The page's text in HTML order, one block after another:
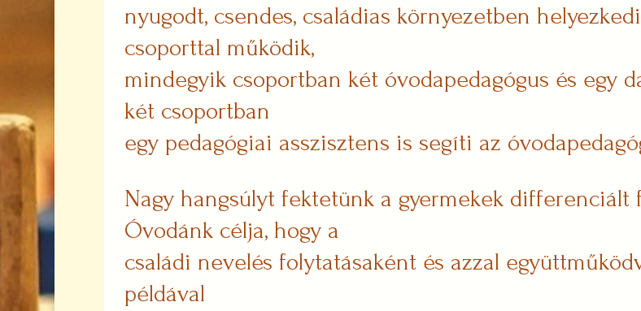
nyugodt, csendes, családias környezetben
csoporttal működik,
mindegyik csoportban két óvodapedagógus és egy
két csoportban
egy pedagógiai asszisztens is segíti az
Nagy hangsúlyt fektetünk a gyermekek differenciált
Óvodánk célja, hogy a
családi nevelés folytatásaként és azzal
példával